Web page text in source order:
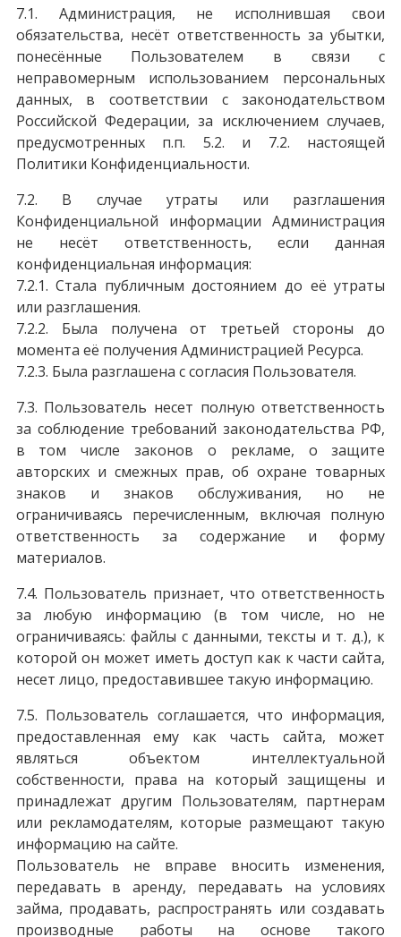
7.1. Администрация, не исполнившая свои
обязательства, несёт ответственность за убытки,
понесённые Пользователем в связи с
неправомерным использованием персональных
данных, в соответствии с законодательством
Российской Федерации, за исключением случаев,
предусмотренных п.п. 5.2. и 7.2. настоящей
Политики Конфиденциальности.
7.2. В случае утраты или разглашения
Конфиденциальной информации Администрация
не несёт ответственность, если данная
конфиденциальная информация:
7.2.1. Стала публичным достоянием до её утраты
или разглашения.
7.2.2. Была получена от третьей стороны до
момента её получения Администрацией Ресурса.
7.2.3. Была разглашена с согласия Пользователя.
7.3. Пользователь несет полную ответственность
за соблюдение требований законодательства РФ,
в том числе законов о рекламе, о защите
авторских и смежных прав, об охране товарных
знаков и знаков обслуживания, но не
ограничиваясь перечисленным, включая полную
ответственность за содержание и форму
материалов.
7.4. Пользователь признает, что ответственность
за любую информацию (в том числе, но не
ограничиваясь: файлы с данными, тексты и т. д.), к
которой он может иметь доступ как к части сайта,
несет лицо, предоставившее такую информацию.
7.5. Пользователь соглашается, что информация,
предоставленная ему как часть сайта, может
являться объектом интеллектуальной
собственности, права на который защищены и
принадлежат другим Пользователям, партнерам
или рекламодателям, которые размещают такую
информацию на сайте.
Пользователь не вправе вносить изменения,
передавать в аренду, передавать на условиях
займа, продавать, распространять или создавать
производные работы на основе такого